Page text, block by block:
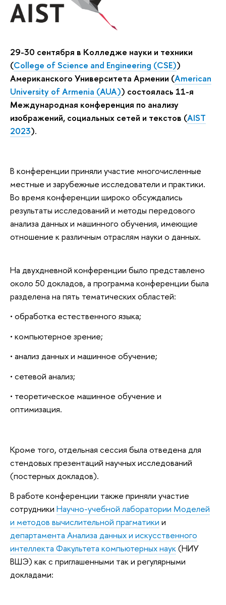
29-30 сентября в Колледже науки и техники
(College of Science and Engineering (CSE))
Американского Университета Армении (American
University of Armenia (AUA)) состоялась 11-я
Международная конференция по анализу
изображений, социальных сетей и текстов (AIST
2023).
В конференции приняли участие многочисленные
местные и зарубежные исследователи и практики.
Во время конференции широко обсуждались
результаты исследований и методы передового
анализа данных и машинного обучения, имеющие
отношение к различным отраслям науки о данных.
На двухдневной конференции было представлено
около 50 докладов, а программа конференции была
разделена на пять тематических областей:
• обработка естественного языка;
• компьютерное зрение;
• анализ данных и машинное обучение;
• сетевой анализ;
• теоретическое машинное обучение и
оптимизация.
Кроме того, отдельная сессия была отведена для
стендовых презентаций научных исследований
(постерных докладов).
В работе конференции также приняли участие
сотрудники Научно-учебной лаборатории Моделей
и методов вычислительной прагматики и
департамента Анализа данных и искусственного
интеллекта Факультета компьютерных наук(НИУ
ВШЭ) как с приглашенными так и регулярными
докладами: